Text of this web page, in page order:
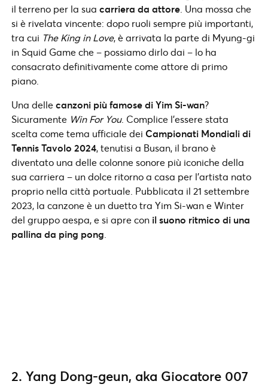
il terreno per la sua carriera da attore . Una mossa che
si è rivelata vincente: dopo ruoli sempre più importanti,
tra cui The King in Love, è arrivata la parte di Myung-gi
in Squid Game che – possiamo dirlo dai – lo ha
consacrato definitivamente come attore di primo
piano.
Una dellecanzoni più famose di Yim Si-wan?
Sicuramente Win For You. Complice l’essere stata
scelta come tema ufficiale dei Campionati Mondiali di
Tennis Tavolo 2024, tenutisi a Busan, il brano è
diventato una delle colonne sonore più iconiche della
sua carriera – un dolce ritorno a casa per l’artista nato
proprio nella città portuale. Pubblicata il 21 settembre
2023, la canzone è un duetto tra Yim Si-wan e Winter
del gruppo aespa, e si apre con il suono ritmico di una
pallina da ping pong
2. Yang Dong-geun, aka Giocatore 007